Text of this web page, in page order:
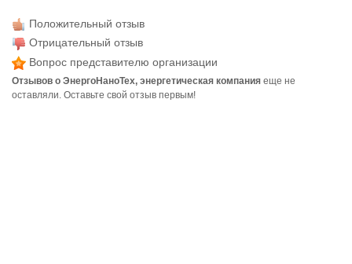
Положительный отзыв
Отрицательный отзыв
Вопрос представителю организации
Отзывов о ЭнергоНаноТех, энергетическая компания еще не
оставляли. Оставьте свой отзыв первым!